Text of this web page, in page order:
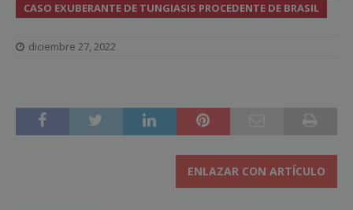
CASO EXUBERANTE DE TUNGIASIS PROCEDENTE DE BRASIL
diciembre 27, 2022
ENLAZAR CON ARTÍCULO